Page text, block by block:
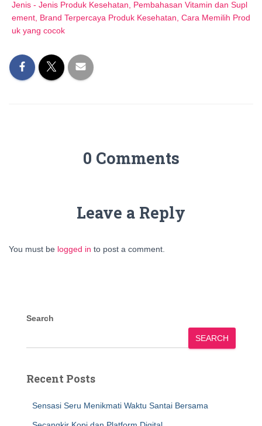
Jenis - Jenis Produk Kesehatan, Pembahasan Vitamin dan Supl
ement, Brand Terpercaya Produk Kesehatan, Cara Memilih Prod
uk yang cocok
0 Comments
Leave a Reply
You must be logged in to post a comment.
Search
SEARCH
Recent Posts
Sensasi Seru Menikmati Waktu Santai Bersama